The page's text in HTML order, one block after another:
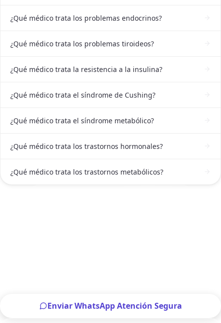
¿Qué médico trata los problemas endocrinos?
¿Qué médico trata los problemas tiroideos?
¿Qué médico trata la resistencia a la insulina?
¿Qué médico trata el síndrome de Cushing?
¿Qué médico trata el síndrome metabólico?
¿Qué médico trata los trastornos hormonales?
¿Qué médico trata los trastornos metabólicos?
Enviar WhatsApp Atención Segura